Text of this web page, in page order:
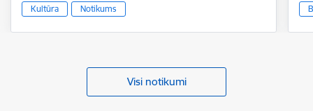
Kultūra Notikums
Visi notikumi